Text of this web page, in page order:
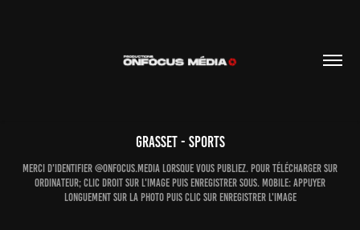
GRASSET - SPORTS
MERCI D'IDENTIFIER @ONFOCUS.MEDIA LORSQUE VOUS PUBLIEZ. POUR TÉLÉCHARGER SUR
ORDINATEUR; CLIC DROIT SUR L'IMAGE PUIS ENREGISTRER SOUS. MOBILE: APPUYER
LONGUEMENT SUR LA PHOTO PUIS CLIC SUR ENREGISTRER L'IMAGE